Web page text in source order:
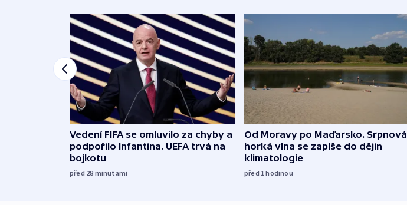
Vedení FIFA se omluvilo za chyby a
podpořilo Infantina. UEFA trvá na
bojkotu
před 28 minutami
Od Moravy po Maďarsko. Srpnová
horká vlna se zapíše do dějin
klimatologie
před 1hodinou